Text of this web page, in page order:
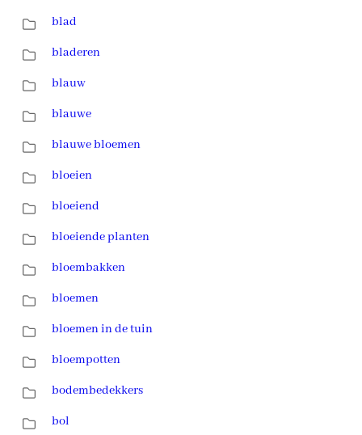
blad
bladeren
blauw
blauwe
blauwe bloemen
bloeien
bloeiend
bloeiende planten
bloembakken
bloemen
bloemen in de tuin
bloempotten
bodembedekkers
bol